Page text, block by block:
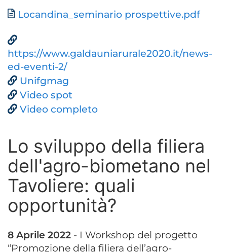
Documento
Locandina_seminario prospettive.pdf
https://www.galdauniarurale2020.it/news-
ed-eventi-2/
Unifgmag
Video spot
Video completo
Lo sviluppo della filiera
dell'agro-biometano nel
Tavoliere: quali
opportunità?
8 Aprile 2022 - I Workshop del progetto
“Promozione della filiera dell’agro-